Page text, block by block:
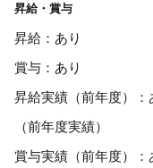
昇給・賞与
昇給：あり
賞与：あり
昇給実績（前年度）
（前年度実績）
賞与実績（前年度）